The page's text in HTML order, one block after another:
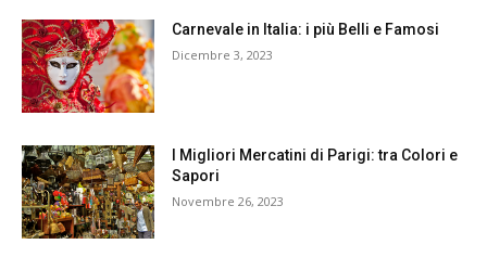
Carnevale in Italia: i più Belli e Famosi
Dicembre 3, 2023
I Migliori Mercatini di Parigi: tra Colori e
Sapori
Novembre 26, 2023